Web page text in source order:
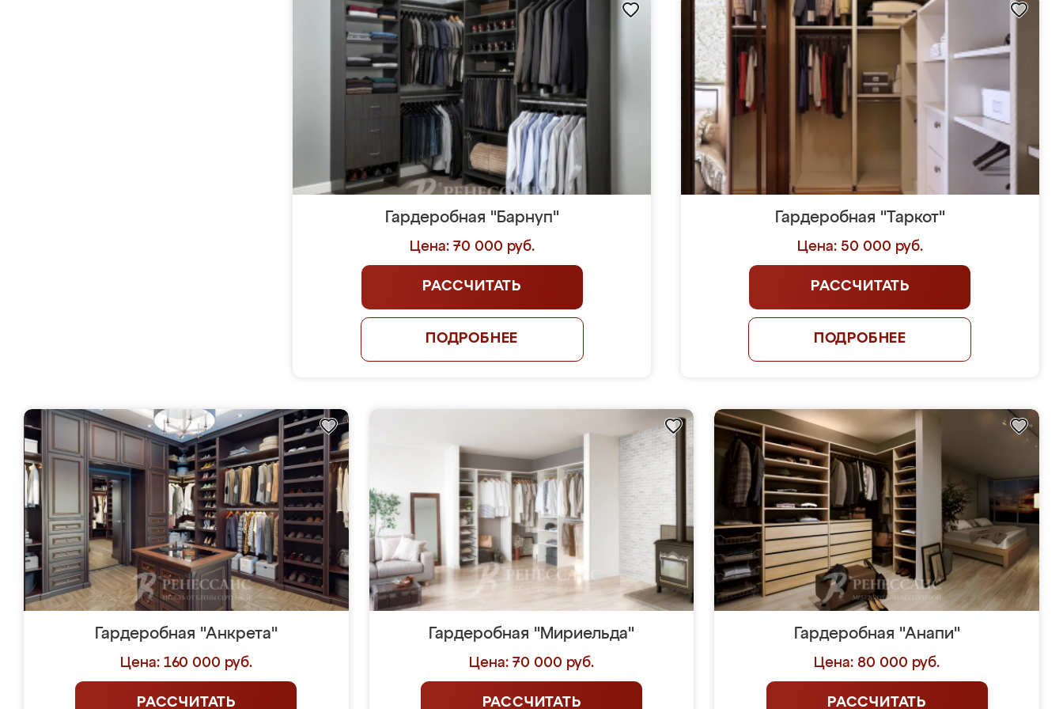
Гардеробная "Барнуп"
Цена: 70 000 руб.
РАССЧИТАТЬ
ПОДРОБНЕЕ
Гардеробная "Таркот"
Цена: 50 000 руб.
РАССЧИТАТЬ
ПОДРОБНЕЕ
Гардеробная "Анкрета"
Цена: 160 000 руб.
РАССЧИТАТЬ
Гардеробная "Мириельда"
Цена: 70 000 руб.
РАССЧИТАТЬ
Гардеробная "Анапи"
Цена: 80 000 руб.
РАССЧИТАТЬ